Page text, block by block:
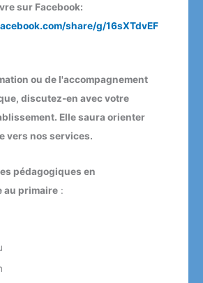
sur Facebook:
share/g/16sXTdvEF
ou de l'accompagnement
discutez-en avec votre
Elle saura orienter
vers nos services.
pédagogiques en
au primaire :